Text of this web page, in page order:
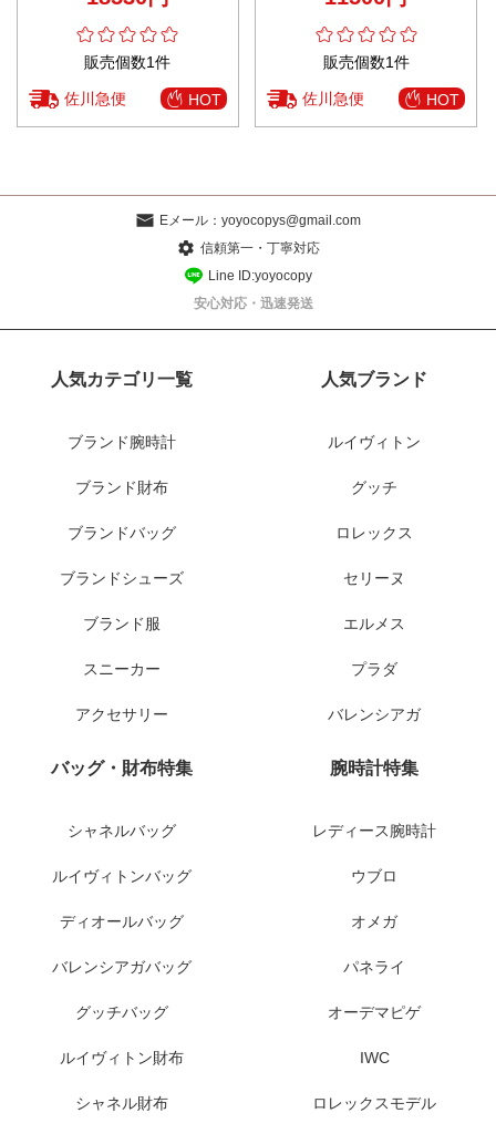
販売個数1件
佐川急便 HOT
販売個数1件
佐川急便 HOT
Eメール： yoyocopys@gmail.com
信頼第一・丁寧対応
Line ID:yoyocopy
安心対応・迅速発送
人気カテゴリ一覧
ブランド腕時計
ブランド財布
ブランドバッグ
ブランドシューズ
ブランド服
スニーカー
アクセサリー
人気ブランド
ルイヴィトン
グッチ
ロレックス
セリーヌ
エルメス
プラダ
バレンシアガ
バッグ・財布特集
シャネルバッグ
ルイヴィトンバッグ
ディオールバッグ
バレンシアガバッグ
グッチバッグ
ルイヴィトン財布
シャネル財布
腕時計特集
レディース腕時計
ウブロ
オメガ
パネライ
オーデマピゲ
IWC
ロレックスモデル